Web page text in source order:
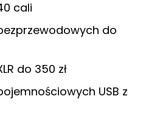
cali
do
do 350 zł
USB z